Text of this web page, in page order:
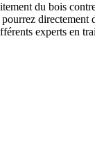
du bois
experts en